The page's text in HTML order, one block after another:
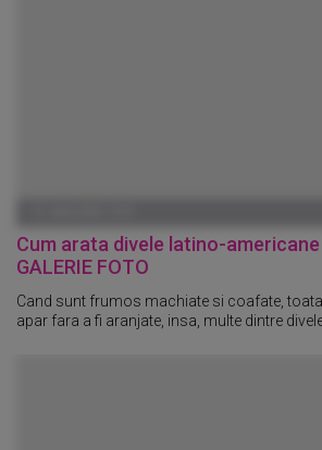
Cum arata divele latino-
GALERIE FOTO
Cand sunt frumos machiate si coafate,
apar fara a fi aranjate, insa, multe dintre